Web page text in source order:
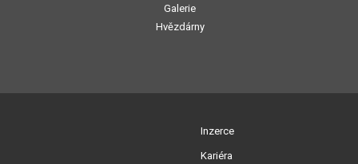
Galerie
Hvězdárny
Inzerce
Kariéra